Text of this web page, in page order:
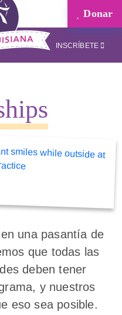
Donar
INSCRÍBETE
una pasantía de
que todas las
deben tener
y nuestros
eso sea posible.